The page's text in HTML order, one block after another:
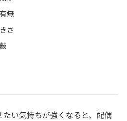
無
さ
い気持ちが強くなると、配偶